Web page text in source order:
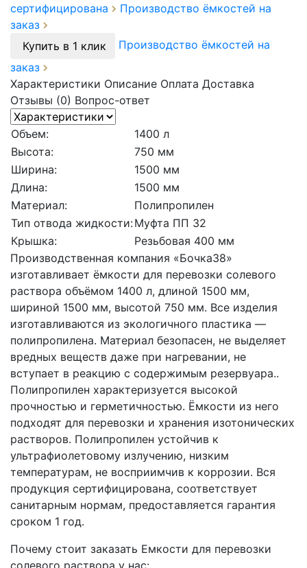
сертифицирована
Производство ёмкостей на
заказ
Купить в 1 клик
Производство ёмкостей на
заказ
Характеристики Описание Оплата Доставка
Отзывы (0) Вопрос-ответ
Объем:
1400 л
Высота:
750 мм
Ширина:
1500 мм
Длина:
1500 мм
Материал:
Полипропилен
Тип отвода жидкости:Муфта ПП 32
Крышка:
Резьбовая 400 мм
Производственная компания «Бочка38»
изготавливает ёмкости для перевозки солевого
раствора объёмом 1400 л, длиной 1500 мм,
шириной 1500 мм, высотой 750 мм. Все изделия
изготавливаются из экологичного пластика —
полипропилена. Материал безопасен, не выделяет
вредных веществ даже при нагревании, не
вступает в реакцию с содержимым резервуара..
Полипропилен характеризуется высокой
прочностью и герметичностью. Ёмкости из него
подходят для перевозки и хранения изотонических
растворов. Полипропилен устойчив к
ультрафиолетовому излучению, низким
температурам, не восприимчив к коррозии. Вся
продукция сертифицирована, соответствует
санитарным нормам, предоставляется гарантия
сроком 1 год.
Почему стоит заказать Емкости для перевозки
солевого раствора у нас: